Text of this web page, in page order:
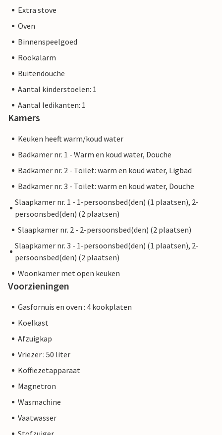
Extra stove
Oven
Binnenspeelgoed
Rookalarm
Buitendouche
Aantal kinderstoelen: 1
Aantal ledikanten: 1
Kamers
Keuken heeft warm/koud water
Badkamer nr. 1 - Warm en koud water, Douche
Badkamer nr. 2 - Toilet: warm en koud water, Ligbad
Badkamer nr. 3 - Toilet: warm en koud water, Douche
Slaapkamer nr. 1 - 1-persoonsbed(den) (1 plaatsen), 2-
persoonsbed(den) (2 plaatsen)
Slaapkamer nr. 2 - 2-persoonsbed(den) (2 plaatsen)
Slaapkamer nr. 3 - 1-persoonsbed(den) (1 plaatsen), 2-
persoonsbed(den) (2 plaatsen)
Woonkamer met open keuken
Voorzieningen
Gasfornuis en oven : 4 kookplaten
Koelkast
Afzuigkap
Vriezer : 50 liter
Koffiezetapparaat
Magnetron
Wasmachine
Vaatwasser